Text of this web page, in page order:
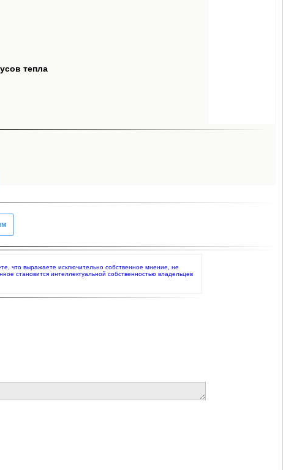
тепла
что выражаете исключительно собственное мнение, не
становится интеллектуальной собственностью владельцев